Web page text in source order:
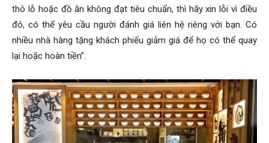
thô lỗ hoặc đồ ăn không đạt tiêu chuẩn, thì hãy xin lỗi vì điều
đó, có thể yêu cầu người đánh giá liên hệ riêng với bạn. Có
nhiều nhà hàng tặng khách phiếu giảm giá để họ có thể quay
lại hoặc hoàn tiền”.